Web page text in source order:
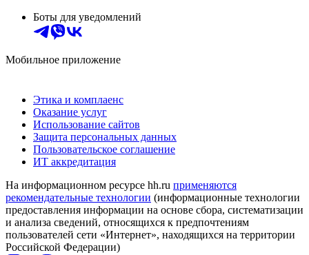
Боты для уведомлений
Мобильное приложение
Этика и комплаенс
Оказание услуг
Использование сайтов
Защита персональных данных
Пользовательское соглашение
ИТ аккредитация
На информационном ресурсе hh.ru применяются
рекомендательные технологии (информационные технологии
предоставления информации на основе сбора, систематизации
и анализа сведений, относящихся к предпочтениям
пользователей сети «Интернет», находящихся на территории
Российской Федерации)